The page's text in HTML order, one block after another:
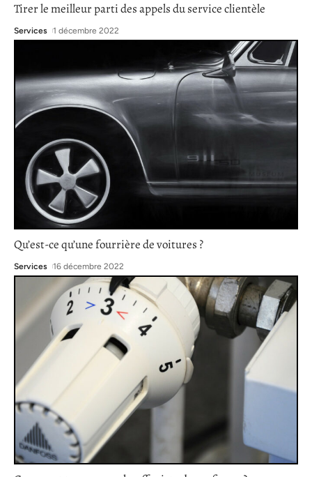
Tirer le meilleur parti des appels du service clientèle
Services 1 décembre 2022
Qu’est-ce qu’une fourrière de voitures ?
Services 16 décembre 2022